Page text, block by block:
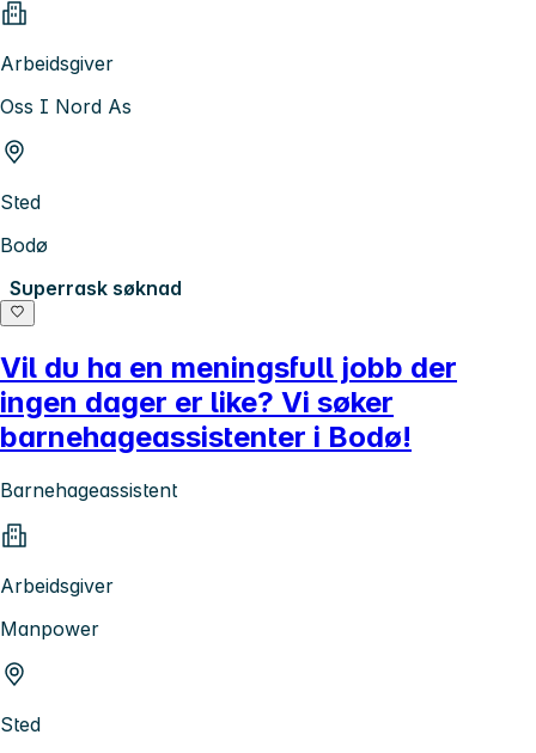
Arbeidsgiver
Oss I Nord As
Sted
Bodø
Superrask søknad
Vil du ha en meningsfull jobb der
ingen dager er like? Vi søker
barnehageassistenter i Bodø!
Barnehageassistent
Arbeidsgiver
Manpower
Sted